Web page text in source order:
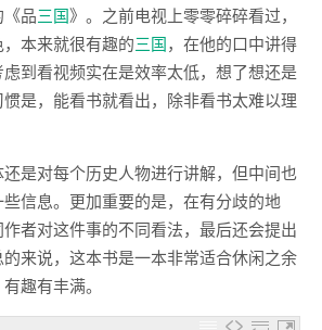
品三国》。之前电视上零零碎碎看过，
本来就很有趣的三国，在他的口中讲得
到看视频实在是效率太低，想了想还是
是，能看书就看出，除非看书太难以理
是对每个历史人物进行讲解，但中间也
信息。更加重要的是，在有分歧的地
者对这件事的不同看法，最后还会提出
来说，这本书是一本非常适合休闲之余
趣有丰满。